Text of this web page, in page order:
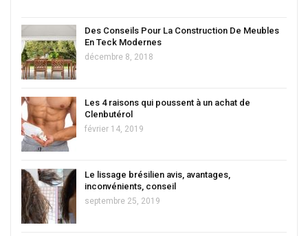
Des Conseils Pour La Construction De Meubles
En Teck Modernes
décembre 8, 2018
Les 4 raisons qui poussent à un achat de
Clenbutérol
février 14, 2019
Le lissage brésilien avis, avantages,
inconvénients, conseil
septembre 25, 2019